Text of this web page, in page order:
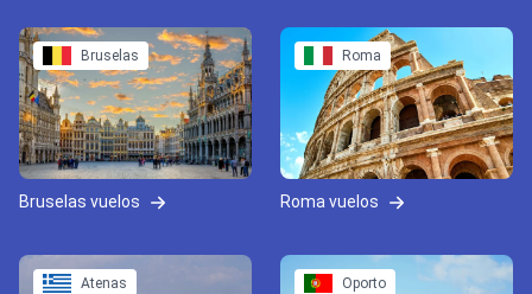
Bruselas
Bruselas vuelos
Roma
Roma vuelos
Atenas Oporto